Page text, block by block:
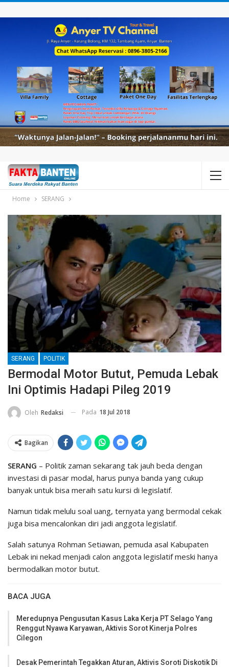
Home SERANG
SERANG POLITIK
Bermodal Motor Butut, Pemuda Lebak
Ini Optimis Hadapi Pileg 2019
Oleh Redaksi Pada 18 Jul 2018
Bagikan
SERANG – Politik zaman sekarang tak jauh beda dengan
investasi di pasar modal, harus punya banda yang cukup
banyak untuk bisa meraih satu kursi di legislatif.
Namun tidak melulu soal uang, ternyata yang bermodal cekak
juga bisa mencalonkan diri jadi anggota legislatif.
Salah satunya Rohman Setiawan, pemuda asal Kabupaten
Lebak ini nekad menjadi calon anggota legislatif meski hanya
bermodalkan motor butut.
BACA JUGA
Meredupnya Pengusutan Kasus Laka Kerja PT Selago Yang
Renggut Nyawa Karyawan, Aktivis Sorot Kinerja Polres
Cilegon
Desak Pemerintah Tegakkan Aturan, Aktivis Soroti Diskotik Di